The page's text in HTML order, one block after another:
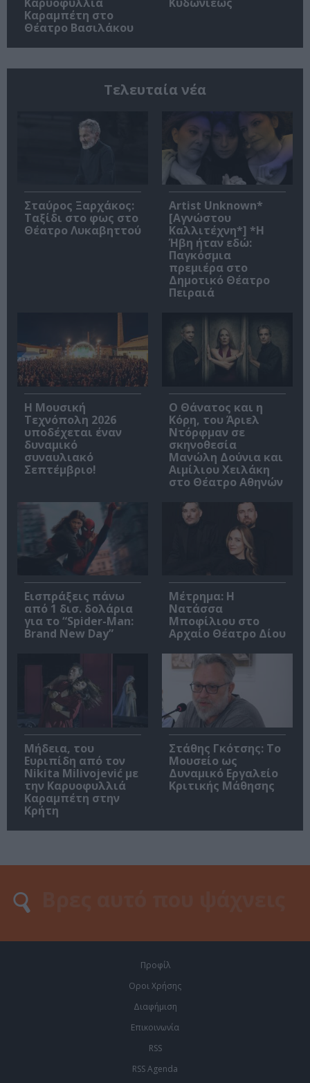
Καραμπέτη στο
Θέατρο Βασιλάκου
Τελευταία νέα
Σταύρος Ξαρχάκος:
Ταξίδι στο φως στο
Θέατρο Λυκαβηττού
Artist Unknown*
[Αγνώστου
Καλλιτέχνη*] *Η
Ήβη ήταν εδώ:
Παγκόσμια
πρεμιέρα στο
Δημοτικό Θέατρο
Πειραιά
Η Μουσική
Τεχνόπολη 2026
υποδέχεται έναν
δυναμικό
συναυλιακό
Σεπτέμβριο!
Ο Θάνατος και η
Κόρη, του Άριελ
Ντόρφμαν σε
σκηνοθεσία
Μανώλη Δούνια και
Αιμίλιου Χειλάκη
στο Θέατρο Αθηνών
Εισπράξεις πάνω
από 1 δισ. δολάρια
για το “Spider-Man:
Brand New Day”
Μέτρημα: Η
Νατάσσα
Μποφίλιου στο
Αρχαίο Θέατρο Δίου
Μήδεια, του
Ευριπίδη από τον
Nikita Milivojević με
την Καρυοφυλλιά
Καραμπέτη στην
Κρήτη
Στάθης Γκότσης: Το
Μουσείο ως
Δυναμικό Εργαλείο
Κριτικής Μάθησης
Προφίλ
Οροι Χρήσης
Διαφήμιση
Επικοινωνία
RSS
RSS Agenda